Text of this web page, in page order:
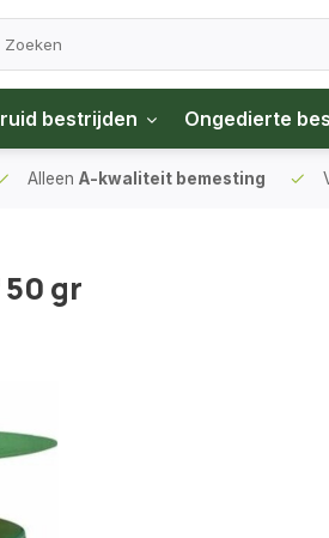
bestrijden Ongedierte
Alleen A-kwaliteit bemesting
gr